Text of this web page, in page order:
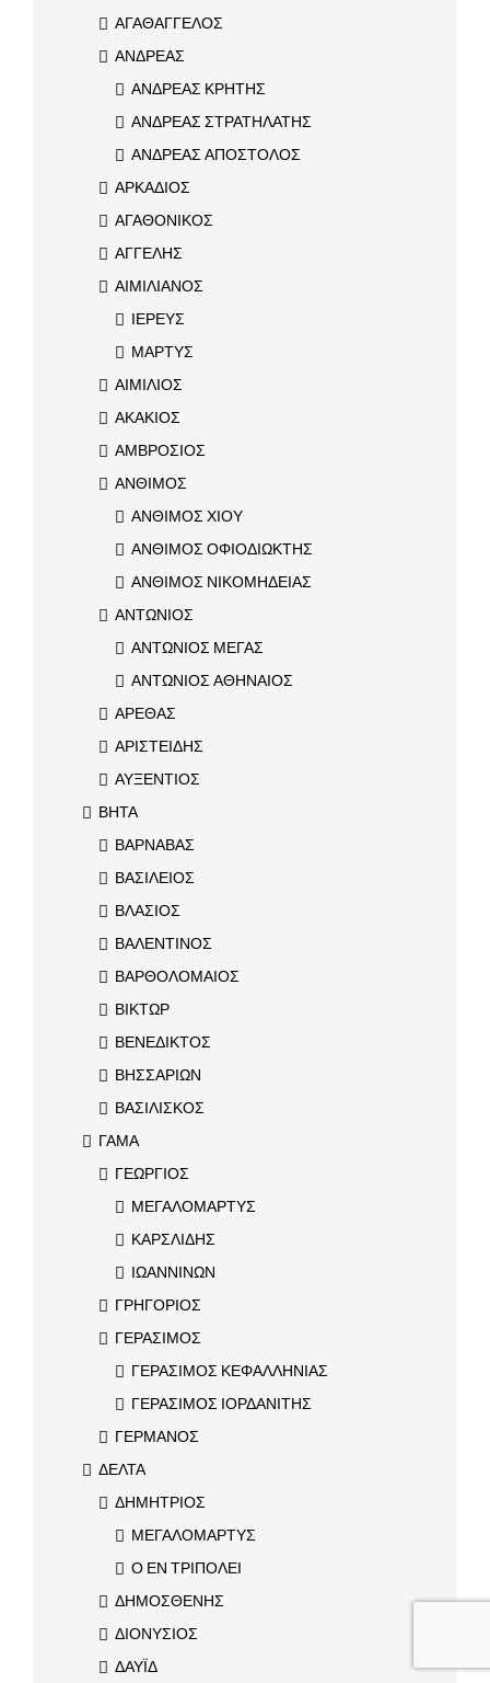
ΑΓΑΘΑΓΓΕΛΟΣ
ΑΝΔΡΕΑΣ
ΑΝΔΡΕΑΣ ΚΡΗΤΗΣ
ΑΝΔΡΕΑΣ ΣΤΡΑΤΗΛΑΤΗΣ
ΑΝΔΡΕΑΣ ΑΠΟΣΤΟΛΟΣ
ΑΡΚΑΔΙΟΣ
ΑΓΑΘΟΝΙΚΟΣ
ΑΓΓΕΛΗΣ
ΑΙΜΙΛΙΑΝΟΣ
ΙΕΡΕΥΣ
ΜΑΡΤΥΣ
ΑΙΜΙΛΙΟΣ
ΑΚΑΚΙΟΣ
ΑΜΒΡΟΣΙΟΣ
ΑΝΘΙΜΟΣ
ΑΝΘΙΜΟΣ ΧΙΟΥ
ΑΝΘΙΜΟΣ ΟΦΙΟΔΙΩΚΤΗΣ
ΑΝΘΙΜΟΣ ΝΙΚΟΜΗΔΕΙΑΣ
ΑΝΤΩΝΙΟΣ
ΑΝΤΩΝΙΟΣ ΜΕΓΑΣ
ΑΝΤΩΝΙΟΣ ΑΘΗΝΑΙΟΣ
ΑΡΕΘΑΣ
ΑΡΙΣΤΕΙΔΗΣ
ΑΥΞΕΝΤΙΟΣ
ΒΗΤΑ
ΒΑΡΝΑΒΑΣ
ΒΑΣΙΛΕΙΟΣ
ΒΛΑΣΙΟΣ
ΒΑΛΕΝΤΙΝΟΣ
ΒΑΡΘΟΛΟΜΑΙΟΣ
ΒΙΚΤΩΡ
ΒΕΝΕΔΙΚΤΟΣ
ΒΗΣΣΑΡΙΩΝ
ΒΑΣΙΛΙΣΚΟΣ
ΓΑΜΑ
ΓΕΩΡΓΙΟΣ
ΜΕΓΑΛΟΜΑΡΤΥΣ
ΚΑΡΣΛΙΔΗΣ
ΙΩΑΝΝΙΝΩΝ
ΓΡΗΓΟΡΙΟΣ
ΓΕΡΑΣΙΜΟΣ
ΓΕΡΑΣΙΜΟΣ ΚΕΦΑΛΛΗΝΙΑΣ
ΓΕΡΑΣΙΜΟΣ ΙΟΡΔΑΝΙΤΗΣ
ΓΕΡΜΑΝΟΣ
ΔΕΛΤΑ
ΔΗΜΗΤΡΙΟΣ
ΜΕΓΑΛΟΜΑΡΤΥΣ
Ο ΕΝ ΤΡΙΠΟΛΕΙ
ΔΗΜΟΣΘΕΝΗΣ
ΔΙΟΝΥΣΙΟΣ
ΔΑΥΪΔ